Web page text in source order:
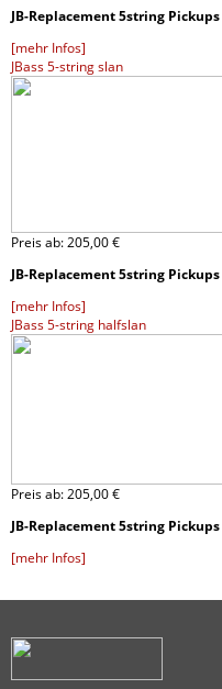
JB-Replacement 5string Pickups
[mehr Infos]
JBass 5-string slan
Preis ab:205,00 €
JB-Replacement 5string Pickups
[mehr Infos]
JBass 5-string halfslan
Preis ab:205,00 €
JB-Replacement 5string Pickups
[mehr Infos]